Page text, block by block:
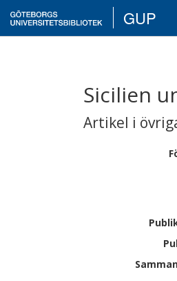
GUP
Sicilien
Artikel i